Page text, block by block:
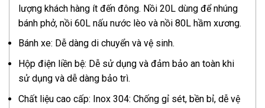
lượng khách hàng ít đến đông. Nồi 20L dùng để nhúng
bánh phở, nồi 60L nấu nước lèo và nồi 80L hầm xương.
Bánh xe: Dễ dàng di chuyển và vệ sinh.
Hộp điện liền bệ: Dễ sử dụng và đảm bảo an toàn khi
sử dụng và dễ dàng bảo trì.
Chất liệu cao cấp: Inox 304: Chống gỉ sét, bền bỉ, dễ vệ